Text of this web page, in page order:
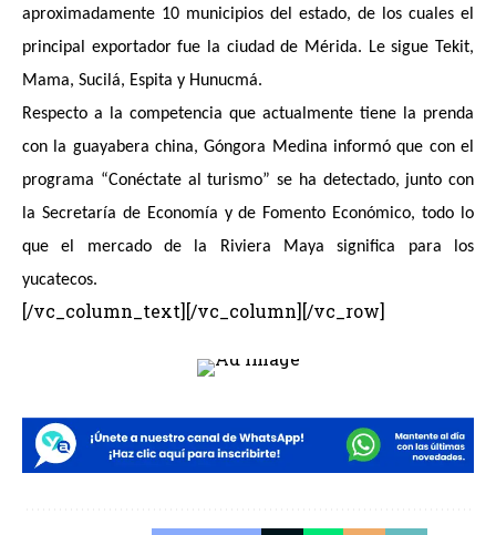
aproximadamente 10 municipios del estado, de los cuales el
principal exportador fue la ciudad de Mérida. Le sigue Tekit,
Mama, Sucilá, Espita y Hunucmá.
Respecto a la competencia que actualmente tiene la prenda
con la guayabera china, Góngora Medina informó que con el
programa “Conéctate al turismo” se ha detectado, junto con
la Secretaría de Economía y de Fomento Económico, todo lo
que el mercado de la Riviera Maya significa para los
yucatecos.
[/vc_column_text][/vc_column][/vc_row]